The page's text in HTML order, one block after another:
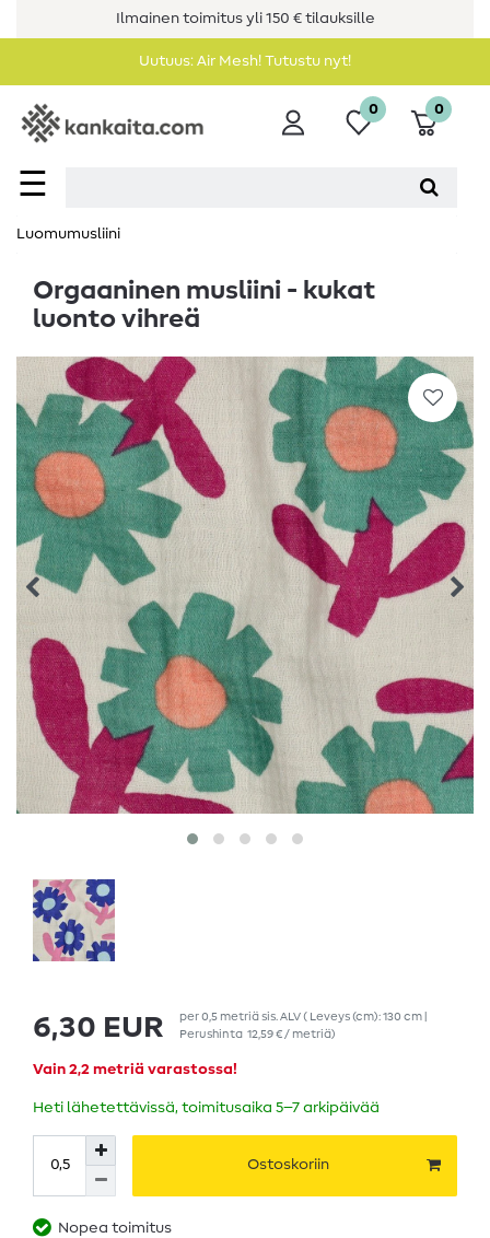
Ilmainen toimitus yli 150 € tilauksille
Uutuus: Air Mesh! Tutustu nyt!
☰
0 0
Luomumusliini
Orgaaninen musliini - kukat
luonto vihreä
6,30 EUR per0,5 metriäsis. ALV( Leveys (cm): 130 cm |
Perushinta 12,59 € / metriä)
Vain 2,2 metriä varastossa!
Heti lähetettävissä, toimitusaika 5–7 arkipäivää
Ostoskoriin
Nopea toimitus